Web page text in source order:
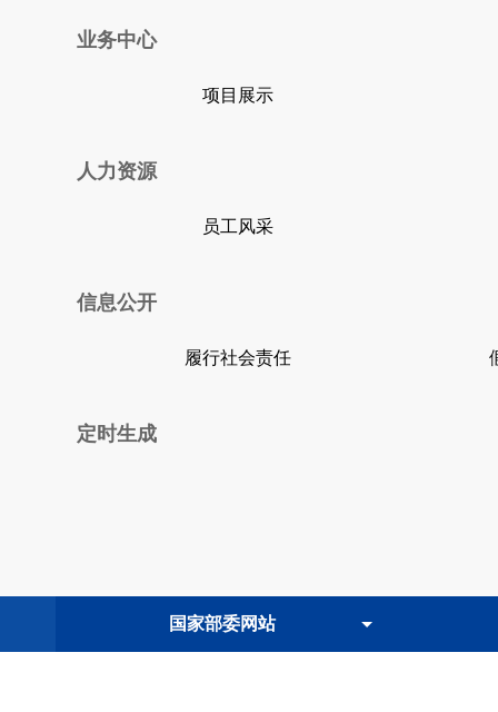
业务中心
项目展示
人力资源
员工风采
信息公开
履行社会责任
定时生成